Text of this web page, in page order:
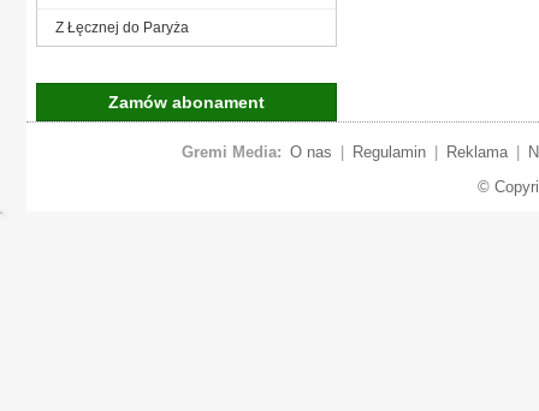
Z Łęcznej do Paryża
Zamów abonament
Gremi Media: O nas Regulamin Reklama
©